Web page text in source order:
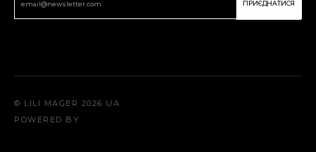
ПРИЄДНАТИСЯ
© LILI MAGER 2026 UA
POWERED BY